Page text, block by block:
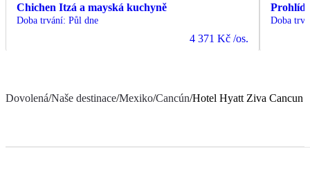
Chichen Itzá a mayská kuchyně
Doba trvání: Půl dne
4 371 Kč /os.
Doba
Dovolená/Naše destinace/Mexiko/Cancún/Hotel Hyatt Ziva Cancun